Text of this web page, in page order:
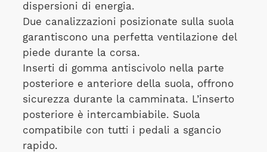
dispersioni di energia.
Due canalizzazioni posizionate sulla suola
garantiscono una perfetta ventilazione del
piede durante la corsa.
Inserti di gomma antiscivolo nella parte
posteriore e anteriore della suola, offrono
sicurezza durante la camminata. L’inserto
posteriore è intercambiabile. Suola
compatibile con tutti i pedali a sgancio
rapido.